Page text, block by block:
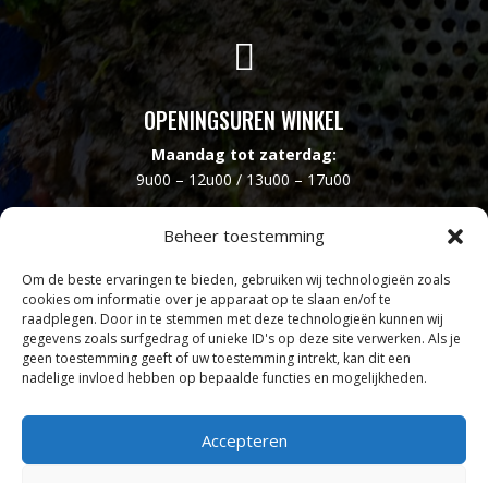
Beheer toestemming
Om de beste ervaringen te bieden, gebruiken wij technologieën zoals
cookies om informatie over je apparaat op te slaan en/of te
raadplegen. Door in te stemmen met deze technologieën kunnen wij
gegevens zoals surfgedrag of unieke ID's op deze site verwerken. Als je
geen toestemming geeft of uw toestemming intrekt, kan dit een
nadelige invloed hebben op bepaalde functies en mogelijkheden.
Accepteren

OPENINGSUREN WINKEL
Maandag tot zaterdag:
9u00 – 12u00 / 13u00 – 17u00
9u00 – 12u00
Dinsdag
GESLOTEN